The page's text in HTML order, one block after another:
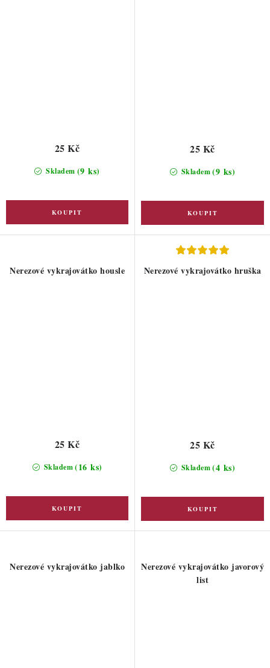
Skladem (9 ks)
25 Kč
Skladem(9 ks)
25 Kč
Nerezové vykrajovátko housle
Skladem(16 ks)
25 Kč
Nerezové vykrajovátko hruška
Skladem(4 ks)
25 Kč
Nerezové vykrajovátko jablko
Nerezové vykrajovátko javorový
list